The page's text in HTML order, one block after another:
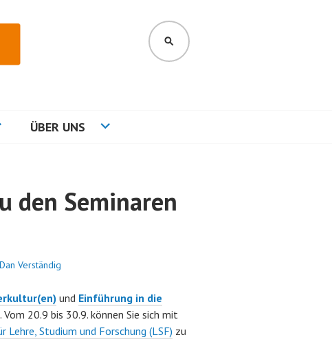
SUCHEN
ÜBER UNS
den Seminaren
Dan Verständig
und Einführung in die
20.9 bis 30.9. können Sie sich mit
Lehre, Studium und Forschung (LSF) zu